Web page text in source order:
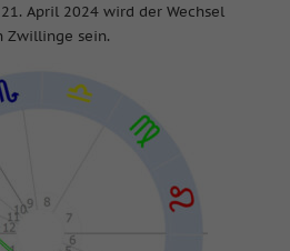
April 2024 wird der Wechsel
Zwillinge sein.